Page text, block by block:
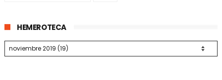
HEMEROTECA